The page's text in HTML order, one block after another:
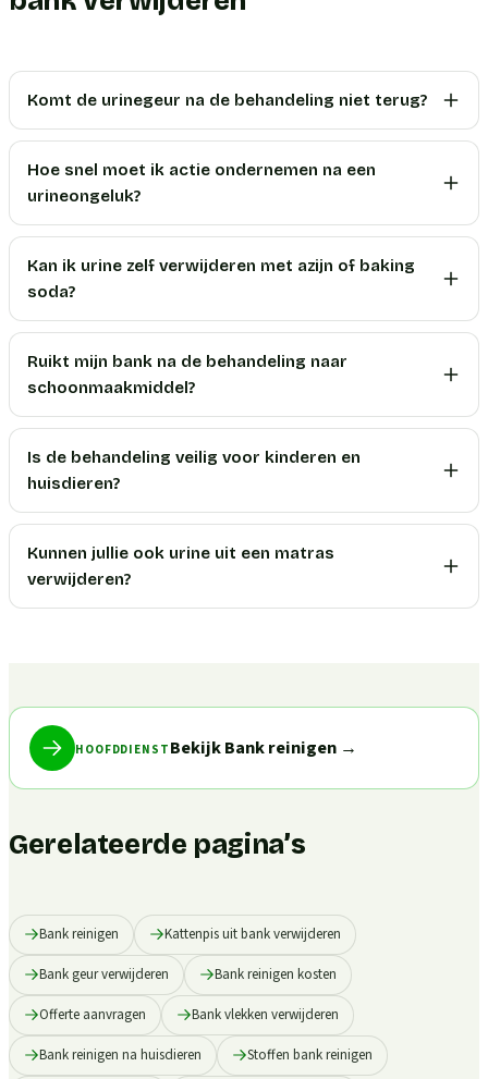
Komt de urinegeur na de behandeling niet terug?
Hoe snel moet ik actie ondernemen na een
urineongeluk?
Kan ik urine zelf verwijderen met azijn of baking
soda?
Ruikt mijn bank na de behandeling naar
schoonmaakmiddel?
Is de behandeling veilig voor kinderen en
huisdieren?
Kunnen jullie ook urine uit een matras
verwijderen?
HOOFDDIENST Bekijk Bank reinigen→
Gerelateerde pagina’s
Bank reinigen Kattenpis uit bank verwijderen
Bank geur verwijderen Bank reinigen kosten
Offerte aanvragen Bank vlekken verwijderen
Bank reinigen na huisdieren Stoffen bank reinigen